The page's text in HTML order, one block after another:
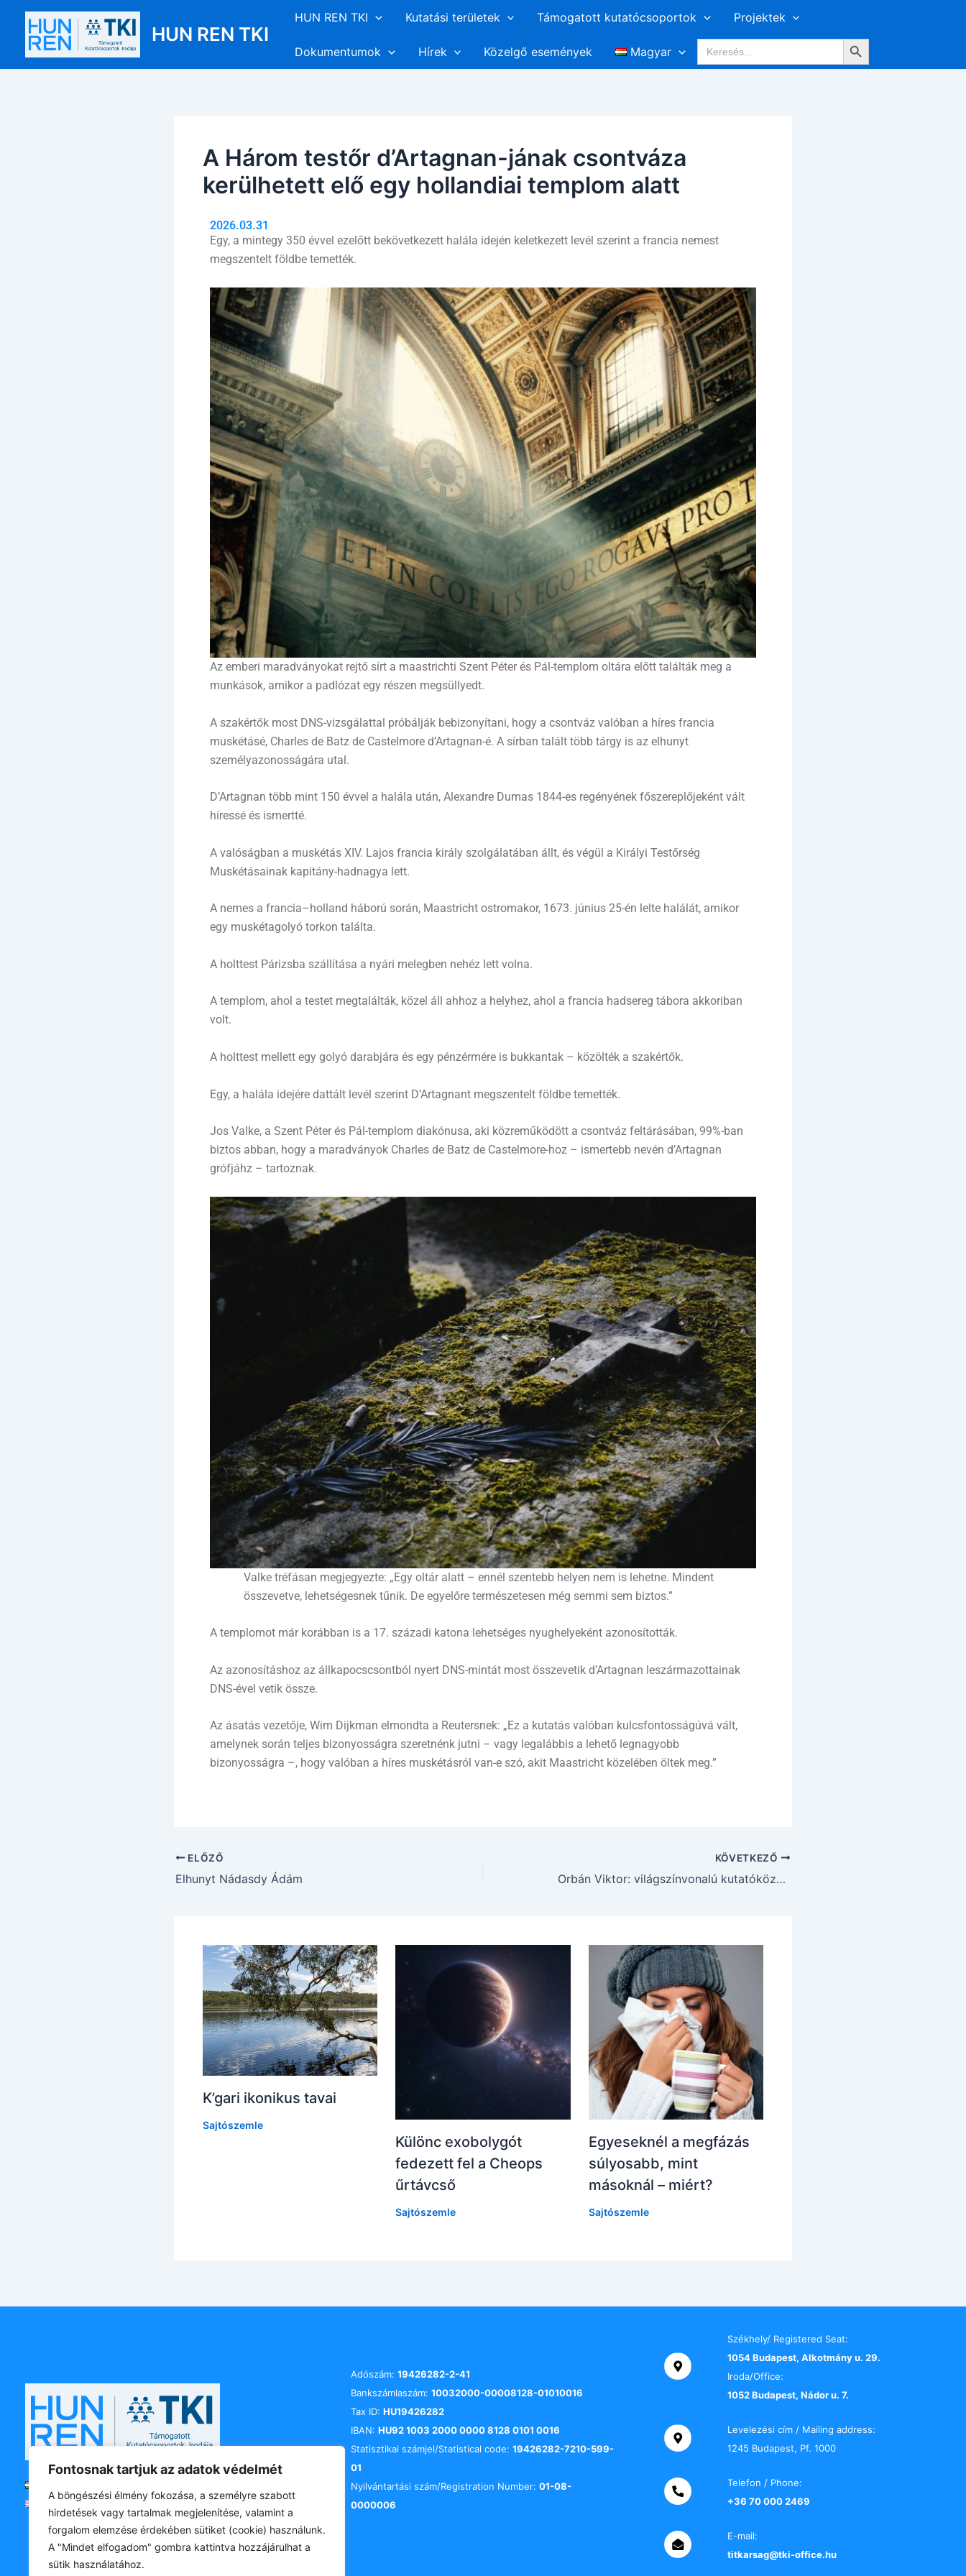
Fontosnak tartjuk az adatok védelmét
A böngészési élmény fokozása, a személyre szabott
hirdetések vagy tartalmak megjelenítése, valamint a
forgalom elemzése érdekében sütiket (cookie) használunk.
A "Mindet elfogadom" gombra kattintva hozzájárulhat a
sütik használatához.
content
HUN REN TKI
HUN REN TKI Kutatási területek Támogatott kutatócsoportok Projektek
Dokumentumok Hírek Közelgő események Magyar
Search
for:
Search Button
A Három testőr d’Artagnan-jának csontváza
kerülhetett elő egy hollandiai templom alatt
2026.03.31
Egy, a mintegy 350 évvel ezelőtt bekövetkezett halála idején keletkezett levél szerint a francia nemest
megszentelt földbe temették.
Az emberi maradványokat rejtő sírt a maastrichti Szent Péter és Pál-templom oltára előtt találták meg a
munkások, amikor a padlózat egy részen megsüllyedt.
A szakértők most DNS-vizsgálattal próbálják bebizonyítani, hogy a csontváz valóban a híres francia
muskétásé, Charles de Batz de Castelmore d’Artagnan-é. A sírban talált több tárgy is az elhunyt
személyazonosságára utal.
D’Artagnan több mint 150 évvel a halála után, Alexandre Dumas 1844-es regényének főszereplőjeként vált
híressé és ismertté.
A valóságban a muskétás XIV. Lajos francia király szolgálatában állt, és végül a Királyi Testőrség
Muskétásainak kapitány-hadnagya lett.
A nemes a francia–holland háború során, Maastricht ostromakor, 1673. június 25-én lelte halálát, amikor
egy muskétagolyó torkon találta.
A holttest Párizsba szállítása a nyári melegben nehéz lett volna.
A templom, ahol a testet megtalálták, közel áll ahhoz a helyhez, ahol a francia hadsereg tábora akkoriban
volt.
A holttest mellett egy golyó darabjára és egy pénzérmére is bukkantak – közölték a szakértők.
Egy, a halála idejére dattált levél szerint D’Artagnant megszentelt földbe temették.
Jos Valke, a Szent Péter és Pál-templom diakónusa, aki közreműködött a csontváz feltárásában, 99%-ban
biztos abban, hogy a maradványok Charles de Batz de Castelmore-hoz – ismertebb nevén d’Artagnan
grófjáhz – tartoznak.
Valke tréfásan megjegyezte: „Egy oltár alatt – ennél szentebb helyen nem is lehetne. Mindent
összevetve, lehetségesnek tűnik. De egyelőre természetesen még semmi sem biztos.”
A templomot már korábban is a 17. századi katona lehetséges nyughelyeként azonosították.
Az azonosításhoz az állkapocscsontból nyert DNS-mintát most összevetik d’Artagnan leszármazottainak
DNS-ével vetik össze.
Az ásatás vezetője, Wim Dijkman elmondta a Reutersnek: „Ez a kutatás valóban kulcsfontosságúvá vált,
amelynek során teljes bizonyosságra szeretnénk jutni – vagy legalábbis a lehető legnagyobb
bizonyosságra –, hogy valóban a híres muskétásról van-e szó, akit Maastricht közelében öltek meg.”
navigation
ELŐZŐ
Elhunyt Nádasdy Ádám
KÖVETKEZŐ
Orbán Viktor: világszínvonalú kutatóközpont jön létre Magyarországon
K’gari ikonikus tavai
Sajtószemle
Különc exobolygót
fedezett fel a Cheops
űrtávcső
Sajtószemle
Egyeseknél a megfázás
súlyosabb, mint
másoknál – miért?
Sajtószemle
English
Adószám: 19426282-2-41
Bankszámlaszám: 10032000-00008128-01010016
Tax ID: HU19426282
IBAN: HU92 1003 2000 0000 8128 0101 0016
Statisztikai számjel/Statistical code: 19426282-7210-599-
01
Nyilvántartási szám/Registration Number: 01-08-
0000006
Székhely/ Registered Seat:
1054 Budapest, Alkotmány u. 29.
Iroda/Office:
1052 Budapest, Nádor u. 7.
Levelezési cím / Mailing address:
1245 Budapest, Pf. 1000
Telefon / Phone:
+36 70 000 2469
E-mail:
titkarsag@tki-office.hu